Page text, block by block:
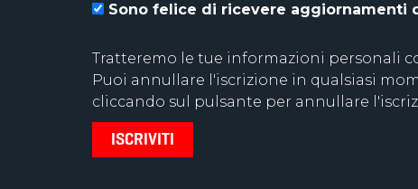
Sono felice di ricevere aggiornamenti
Tratteremo le tue informazioni personali
Puoi annullare l'iscrizione in qualsiasi
cliccando sul pulsante per annullare